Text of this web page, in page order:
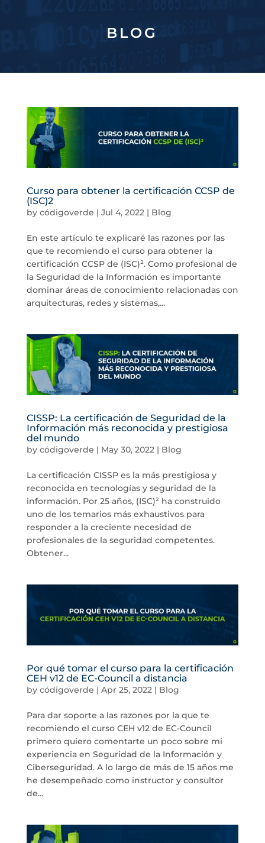
BLOG
Curso para obtener la certificación CCSP de
(ISC)2
by códigoverde | Jul 4, 2022| Blog
En este artículo te explicaré las razones por las
que te recomiendo el curso para obtener la
certificación CCSP de (ISC)². Como profesional de
la Seguridad de la Información es importante
dominar áreas de conocimiento relacionadas con
arquitecturas, redes y sistemas,...
CISSP: La certificación de Seguridad de la
Información más reconocida y prestigiosa
del mundo
by códigoverde | May 30, 2022| Blog
La certificación CISSP es la más prestigiosa y
reconocida en tecnologías y seguridad de la
información. Por 25 años, (ISC)² ha construido
uno de los temarios más exhaustivos para
responder a la creciente necesidad de
profesionales de la seguridad competentes.
Obtener...
Por qué tomar el curso para la certificación
CEH v12 de EC-Council a distancia
by códigoverde | Apr 25, 2022| Blog
Para dar soporte a las razones por la que te
recomiendo el curso CEH v12 de EC-Council
primero quiero comentarte un poco sobre mi
experiencia en Seguridad de la Información y
Ciberseguridad. A lo largo de más de 15 años me
he desempeñado como instructor y consultor
de...